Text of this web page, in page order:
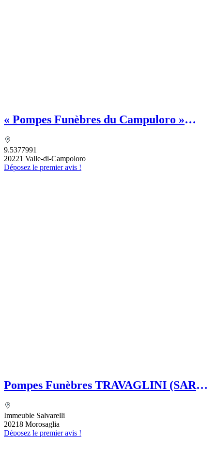
« Pompes Funèbres du Campuloro »
funéraire
9.5377991
20221 Valle-di-Campoloro
Déposez le premier avis !
Pompes Funèbres TRAVAGLINI (SARL)
secondaire Pompes funèbres Impériales
Grégoire TRAVAGLINI
Immeuble Salvarelli
20218 Morosaglia
Déposez le premier avis !